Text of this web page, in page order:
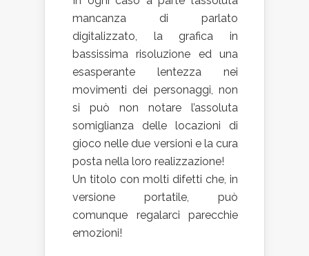
mancanza di parlato
digitalizzato, la grafica in
bassissima risoluzione ed una
esasperante lentezza nei
movimenti dei personaggi, non
si può non notare l’assoluta
somiglianza delle locazioni di
gioco nelle due versioni e la cura
posta nella loro realizzazione!
Un titolo con molti difetti che, in
versione portatile, può
comunque regalarci parecchie
emozioni!